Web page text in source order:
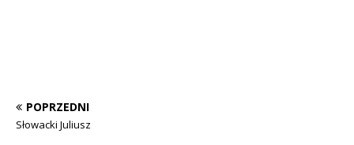
POPRZEDNI
Słowacki Juliusz